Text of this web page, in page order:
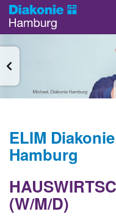
ELIM
Hamburg
(W/M/D)